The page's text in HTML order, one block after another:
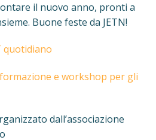
il nuovo anno, pronti a
Buone feste da JETN!
quotidiano
e workshop per gli
dall’associazione